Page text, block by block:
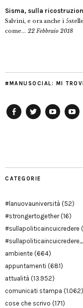
Sisma, sulla
Salvini, e ora anche i
come... 22 Febbraio 2018
#MANUSOCIAL: MI
CATEGORIE
#lanuovauniversità (52)
#strongertogether(16)
#sullapoliticaincuicredere
ambiente (664)
appuntamenti (681)
attualità (13.952)
comunicati stampa (1.062)
cose che scrivo (171)